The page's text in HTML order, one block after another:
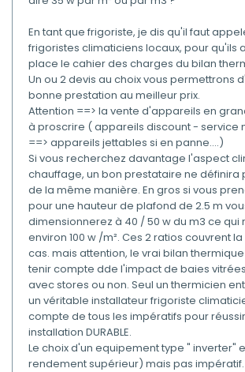
En tant que frigoriste, je dis qu'il faut
frigoristes climaticiens locaux, pour qu'ils
place le cahier des charges du bilan
Un ou 2 devis au choix vous permettrons
bonne prestation au meilleur prix.
Attention ==> la vente d'appareils en
à proscrire ( appareils discount - service
==> appareils jettables si en panne....)
Si vous recherchez davantage l'aspect
chauffage, un bon prestataire ne définira
de la même manière. En gros si vous
pour une hauteur de plafond de 2.5 m
dimensionnerez à 40 / 50 w du m3 ce qui
environ 100 w /m². Ces 2 ratios couvrent
cas. mais attention, le vrai bilan
tenir compte dde l'impact de baies
avec stores ou non. Seul un thermicien
un véritable installateur frigoriste
compte de tous les impératifs pour
installation DURABLE.
Le choix d'un equipement type " inverter"
rendement supérieur) mais pas impératif.